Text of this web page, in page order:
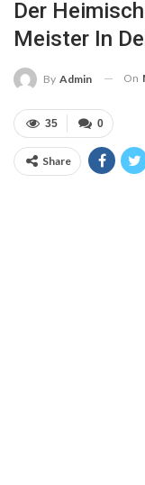
Der
Meister In
By Admin On
0
35
Share